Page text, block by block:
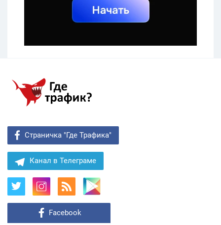
Страничка "Где Трафика"
Канал в Телеграме
Facebook